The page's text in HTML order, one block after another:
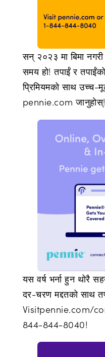
सन् २०२३ मा बिमा
समय हो! तपाईं र
प्रिमियमको साथ उच्च-
pennie.com जानुहोस्!
यस वर्ष भर्ना हुन थोरै
दर-चरण मद्दतको साथ
Visitpennie.com/
844-844-8040!